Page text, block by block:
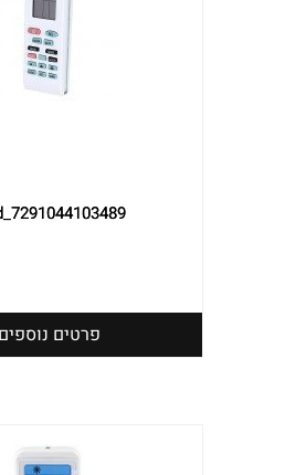
7291044103489_Med
פרטים נוספים